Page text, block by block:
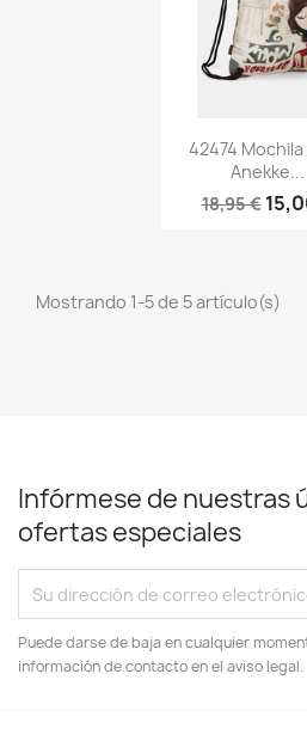
Vista
42474 Mochila
Anekke...
18,95 €
Mostrando 1-5 de 5 artículo(s)
Infórmese de nuestras
ofertas especiales
Puede darse de baja en cualquier
información de contacto en el aviso legal.